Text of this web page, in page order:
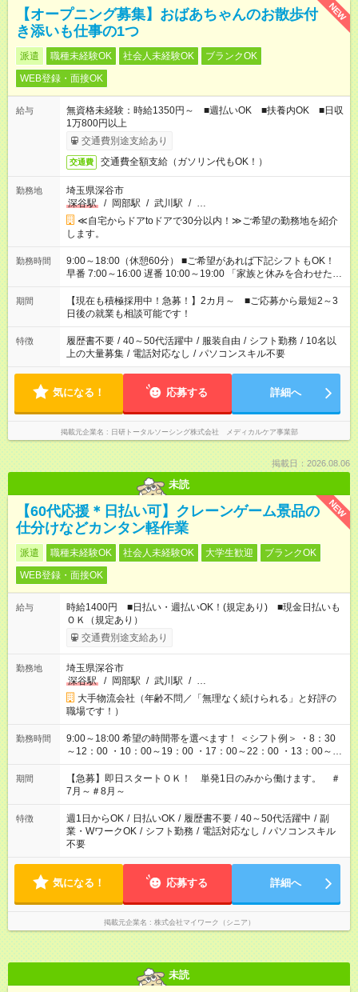
NEW
【オープニング募集】おばあちゃんのお散歩付
き添いも仕事の1つ
派遣 職種未経験OK 社会人未経験OK
ブランクOK
WEB登録・面接OK
給与
無資格未経験：時給1350円～ ■週払いOK ■扶養内OK ■日収
1万800円以上
交通費別途支給あり
交通費 交通費全額支給（ガソリン代もOK！）
勤務地
埼玉県深谷市
深谷駅
/ 岡部駅 / 武川駅 / …
≪自宅からドアtoドアで30分以内！≫ご希望の勤務地を紹介
します。
勤務時間
9:00～18:00（休憩60分） ■ご希望があれば下記シフトもOK！
早番 7:00～16:00 遅番 10:00～19:00 「家族と休みを合わせた
い」 「余裕を持って夕飯の準備がしたい」 「できれば残業はし
たくない」 など、ご希望を教えてくださいね。 ※Wワーク希望
の方へ 今ご覧のお仕事で希望する勤務時間と、もう1つのお仕事
の勤務時間。 合計で週40時間を超える場合は応募できません。
期間
【現在も積極採用中！急募！】2カ月～ ■ご応募から最短2～3
日後の就業も相談可能です！
特徴 履歴書不要 / 40～50代活躍中 / 服装自由 / シフト勤務 / 10名以
上の大量募集 / 電話対応なし / パソコンスキル不要
気になる！ 応募する 詳細へ
掲載元企業名 日研トータルソーシング株式会社 メディカルケア事業部
掲載日：2026.08.06
未読
NEW
【60代応援＊日払い可】クレーンゲーム景品の
仕分けなどカンタン軽作業
派遣 職種未経験OK 社会人未経験OK 大学生歓迎
ブランクOK
WEB登録・面接OK
給与
時給1400円 ■日払い・週払いOK！(規定あり) ■現金日払いも
ＯＫ（規定あり）
交通費別途支給あり
勤務地
埼玉県深谷市
深谷駅
/ 岡部駅 / 武川駅 / …
大手物流会社（年齢不問／「無理なく続けられる」と好評の
職場です！）
勤務時間
9:00～18:00 希望の時間帯を選べます！ ＜シフト例＞ ・8：30
～12：00 ・10：00～19：00 ・17：00～22：00 ・13：00～
22：00 ・22：00～翌6：00 など
期間
【急募】即日スタートＯＫ！ 単発1日のみから働けます。 ＃
7月～＃8月～
特徴 週1日からOK / 日払いOK / 履歴書不要 / 40～50代活躍中 / 副
業・WワークOK / シフト勤務 / 電話対応なし / パソコンスキル
不要
気になる！ 応募する 詳細へ
掲載元企業名 株式会社マイワーク（シニア）
未読